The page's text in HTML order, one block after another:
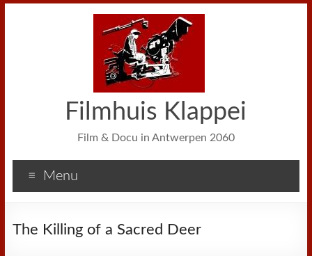
Filmhuis Klappei
Film & Docu in Antwerpen 2060
Menu
The Killing of a Sacred Deer